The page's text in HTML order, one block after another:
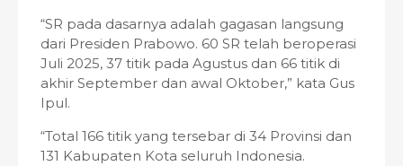
“SR pada dasarnya adalah gagasan langsung
dari Presiden Prabowo. 60 SR telah beroperasi
Juli 2025, 37 titik pada Agustus dan 66 titik di
akhir September dan awal Oktober,” kata Gus
Ipul.
“Total 166 titik yang tersebar di 34 Provinsi dan
131 Kabupaten Kota seluruh Indonesia.